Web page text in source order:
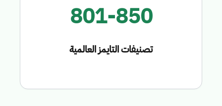
801-850
تصنيفات التايمز العالمية